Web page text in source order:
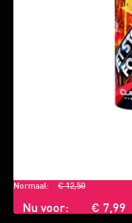
Normaal: € 12,50
Nu voor: € 7,99